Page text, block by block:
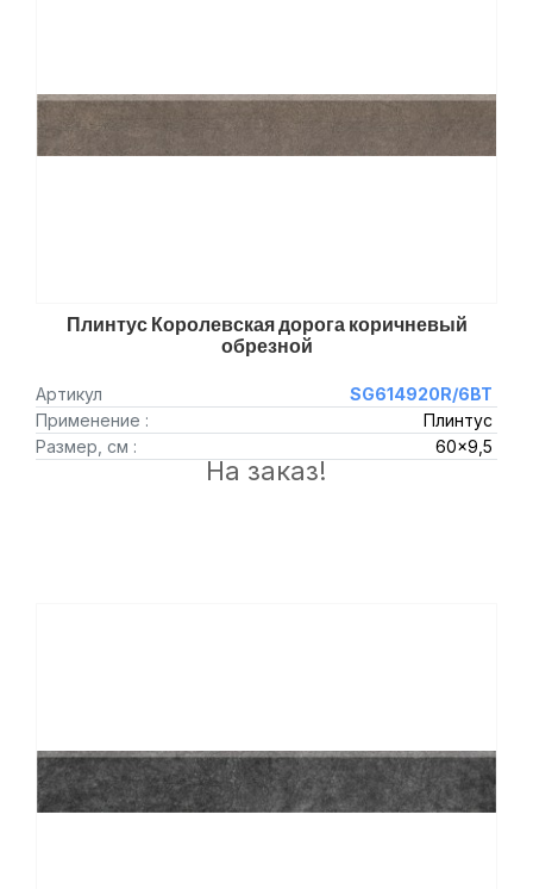
Плинтус Королевская дорога коричневый
обрезной
Артикул
SG614920R/6BT
Применение :
Плинтус
Размер, см :
60x9,5
На заказ!